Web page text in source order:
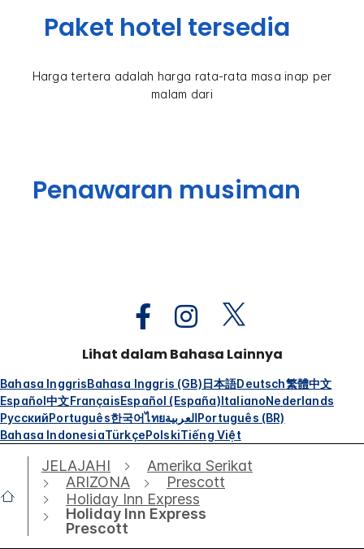
Paket hotel tersedia
Harga tertera adalah harga rata-rata masa inap per
malam dari
Penawaran musiman
Lihat dalam Bahasa Lainnya
Bahasa InggrisBahasa Inggris (GB)日本語Deutsch繁體中文
Español中文FrançaisEspañol (España)ItalianoNederlands
РусскийPortuguês한국어ไทยالعربيةPortuguês (BR)
Bahasa IndonesiaTürkçePolskiTiếng Việt
JELAJAHI
Amerika Serikat
ARIZONA
Prescott
Holiday Inn Express
Holiday Inn Express
Prescott